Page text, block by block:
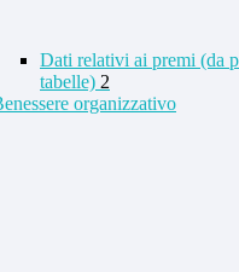
Dati relativi ai premi (da
tabelle) 2
organizzativo